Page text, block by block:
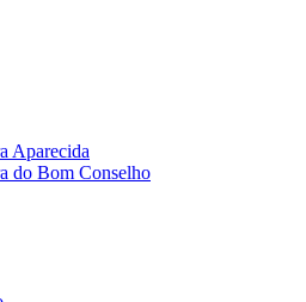
Aparecida
do Bom Conselho